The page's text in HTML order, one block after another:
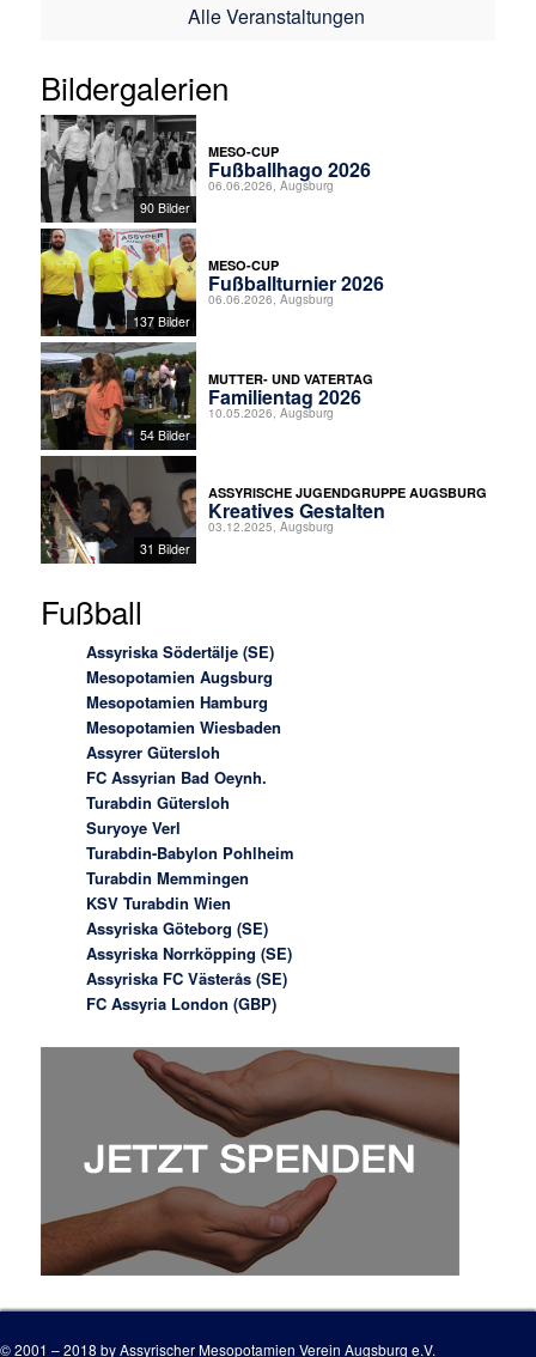
Alle Veranstaltungen
Bildergalerien
90 Bilder
MESO-CUP
Fußballhago 2026
06.06.2026, Augsburg
137 Bilder
MESO-CUP
Fußballturnier 2026
06.06.2026, Augsburg
54 Bilder
MUTTER- UND VATERTAG
Familientag 2026
10.05.2026, Augsburg
31 Bilder
ASSYRISCHE JUGENDGRUPPE AUGSBURG
Kreatives Gestalten
03.12.2025, Augsburg
Fußball
Assyriska Södertälje (SE)
Mesopotamien Augsburg
Mesopotamien Hamburg
Mesopotamien Wiesbaden
Assyrer Gütersloh
FC Assyrian Bad Oeynh.
Turabdin Gütersloh
Suryoye Verl
Turabdin-Babylon Pohlheim
Turabdin Memmingen
KSV Turabdin Wien
Assyriska Göteborg (SE)
Assyriska Norrköpping (SE)
Assyriska FC Västerås (SE)
FC Assyria London (GBP)
© 2001 – 2018 by Assyrischer Mesopotamien Verein Augsburg e.V.